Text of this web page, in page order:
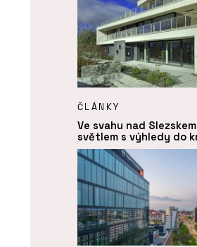
ČLÁNKY
Ve svahu nad
světlem s výhledy do